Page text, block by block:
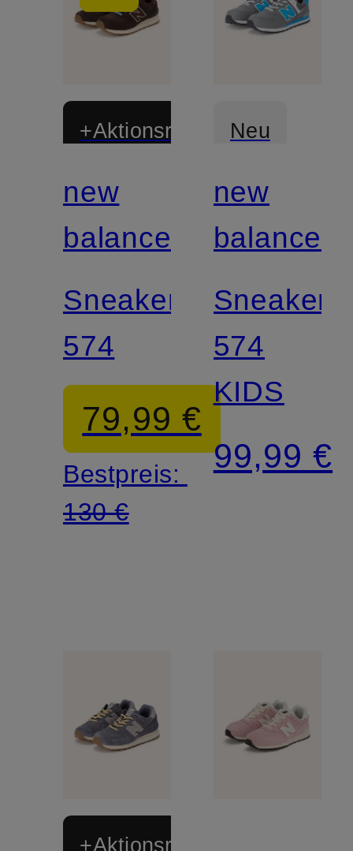
+Aktionsrabatt
new
balance
Sneaker
574
79,99 €
Bestpreis:
130 €
Neu
new
balance
Sneaker
574
KIDS
99,99 €
+Aktionsrabatt